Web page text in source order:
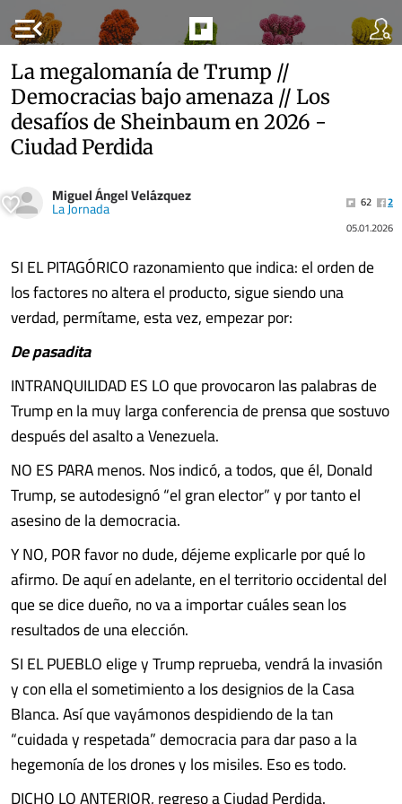
menu_open
La megalomanía de Trump //
Democracias bajo amenaza // Los
desafíos de Sheinbaum en 2026 -
Ciudad Perdida
Miguel Ángel Velázquez
La Jornada 62
2
05.01.2026
SI EL PITAGÓRICO razonamiento que indica: el orden de
los factores no altera el producto, sigue siendo una
verdad, permítame, esta vez, empezar por:
De pasadita
INTRANQUILIDAD ES LO que provocaron las palabras de
Trump en la muy larga conferencia de prensa que sostuvo
después del asalto a Venezuela.
NO ES PARA menos. Nos indicó, a todos, que él, Donald
Trump, se autodesignó “el gran elector” y por tanto el
asesino de la democracia.
Y NO, POR favor no dude, déjeme explicarle por qué lo
afirmo. De aquí en adelante, en el territorio occidental del
que se dice dueño, no va a importar cuáles sean los
resultados de una elección.
SI EL PUEBLO elige y Trump reprueba, vendrá la invasión
y con ella el sometimiento a los designios de la Casa
Blanca. Así que vayámonos despidiendo de la tan
“cuidada y respetada” democracia para dar paso a la
hegemonía de los drones y los misiles. Eso es todo.